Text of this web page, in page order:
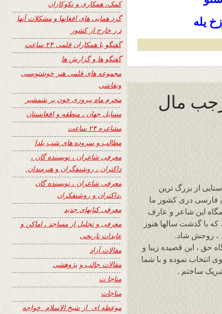
یله
رجب مال
از بزرگ‌ ترین
فارسی دری کشور ما
این شاعر و عارف
با گذشت سالها هنوز
، روحش شاد.
حق ، این قصیده زیبا و
انتخاب نموده و با شما
کمک، همکاری و نکوکاران
گرد همایی های افغانها و مشکلات آنها
د ر خارج از کشور
گفتگو با همکاران قلمی ۲۴ ساعت
گفتگو ها و گزارش ها
مجموعه های قلمی هنر خوشنویسی
ونقاشی
محرم ماه پیروزی خون بر شمشیر
مسایل جهان ، منطقه و افغانستان
مشاعره ۲۴ ساعت
مطالب و سروده های شب یلدا
معرفی شاعران ، نویسنده گان ،
داکتران ، روشنفگران و هنرمندان.
معرفی شاعران ، نویسنده گان
،داکتران و روشنفکران
معرفی کتابهای جدید
معرفی و تجلیل از مساجد ، اماکن و
عابدات تاریخی
مقالات آزاد
مقالات جالب و پژوهشی
مناجا ت
مناجات
موعظه ای از شیخ الاسلام خواجه